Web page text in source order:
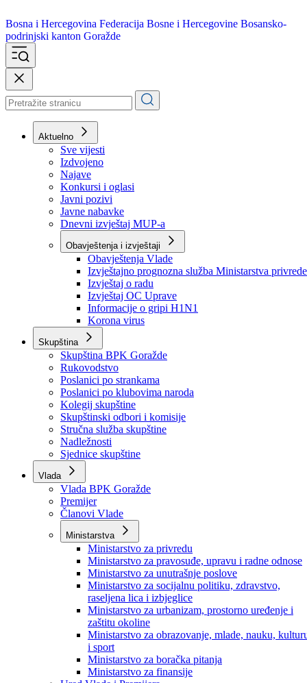
Bosna i Hercegovina
podrinjski kanton Goražde
Aktuelno
Sve vijesti
Izdvojeno
Najave
Konkursi i oglasi
Javni pozivi
Javne nabavke
Dnevni izvještaj MUP-a
Obavještenja i izvještaji
Obavještenja Vlade
Izvještajno prognozna služba Ministarstva privrede
Izvještaj o radu
Izvještaj OC Uprave
Informacije o gripi H1N1
Korona virus
Skupština
Skupština BPK Goražde
Rukovodstvo
Poslanici po strankama
Poslanici po klubovima naroda
Kolegij skupštine
Skupštinski odbori i komisije
Stručna služba skupštine
Nadležnosti
Sjednice skupštine
Vlada
Vlada BPK Goražde
Premijer
Članovi Vlade
Ministarstva
Ministarstvo za privredu
Ministarstvo za pravosuđe, upravu i radne odnose
Ministarstvo za unutrašnje poslove
Ministarstvo za socijalnu politiku, zdravstvo,
raseljena lica i izbjeglice
Ministarstvo za urbanizam, prostorno uređenje i
zaštitu okoline
Ministarstvo za obrazovanje, mlade, nauku,